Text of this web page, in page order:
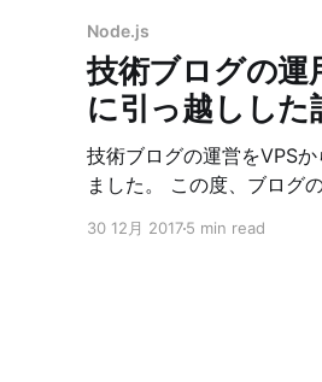
ックエリアにこのようなエ
error: reque
Node.js
技術ブログの
に引っ越しした
技術ブログの運営をVPS
ました。 この度、ブログ
た。 それに伴いSSL化に
30 12月 20175 min read